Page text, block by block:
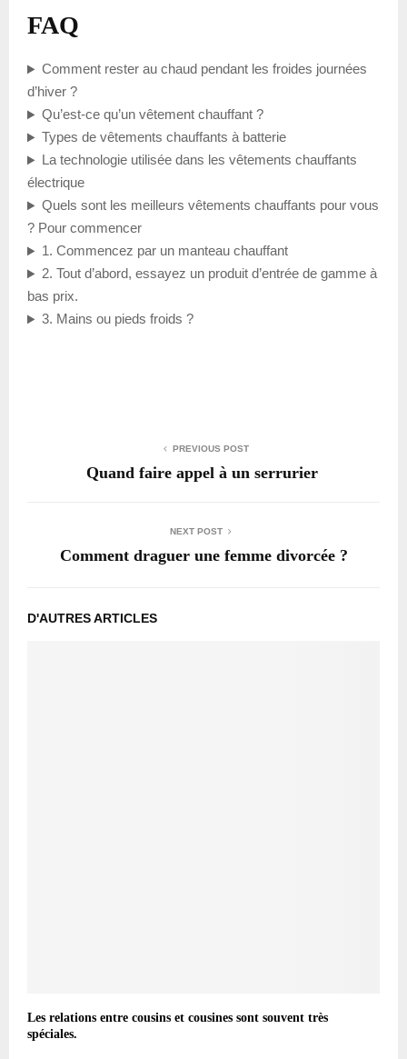
FAQ
Comment rester au chaud pendant les froides journées
d’hiver ?
Qu’est-ce qu’un vêtement chauffant ?
Types de vêtements chauffants à batterie
La technologie utilisée dans les vêtements chauffants
électrique
Quels sont les meilleurs vêtements chauffants pour vous
? Pour commencer
1. Commencez par un manteau chauffant
2. Tout d’abord, essayez un produit d’entrée de gamme à
bas prix.
3. Mains ou pieds froids ?
PREVIOUS POST
Quand faire appel à un serrurier
NEXT POST
Comment draguer une femme divorcée ?
D'AUTRES ARTICLES
Les relations entre cousins et cousines sont souvent très
spéciales.